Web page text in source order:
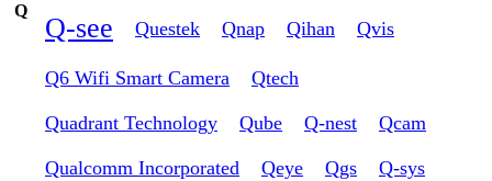
Q
Q-see Questek Qnap Qihan Qvis
Q6 Wifi Smart Camera Qtech
Quadrant Technology Qube Q-nest Qcam
Qualcomm Incorporated Qeye Qgs Q-sys